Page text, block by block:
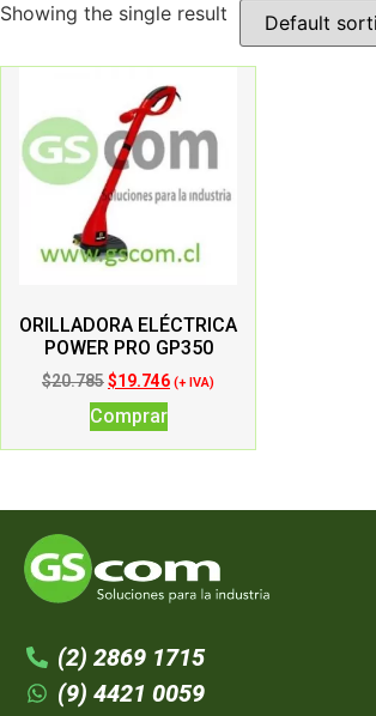
Showing the single result
ORILLADORA ELÉCTRICA
POWER PRO GP350
$20.785$19.746 (+ IVA)
Comprar
(2) 2869 1715
(9) 4421 0059